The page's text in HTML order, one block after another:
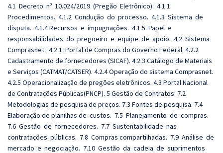
4.1 Decreto nº 10.024/2019 (Pregão Eletrônico): 4.1.1
Procedimentos. 4.1.2 Condução do processo. 4.1.3 Sistema de
disputa. 4.1.4 Recursos e impugnações. 4.1.5 Papel e
responsabilidades do pregoeiro e equipe de apoio. 4.2 Sistema
Comprasnet: 4.2.1 Portal de Compras do Governo Federal. 4.2.2
Cadastramento de fornecedores (SICAF). 4.2.3 Catálogo de Materiais
e Serviços (CATMAT/CATSER). 4.2.4 Operação do sistema Comprasnet.
4.2.5 Operacionalização de pregões eletrônicos. 4.3 Portal Nacional
de Contratações Públicas(PNCP). 5 Gestão de Contratos: 7.2
Metodologias de pesquisa de preços. 7.3 Fontes de pesquisa. 7.4
Elaboração de planilhas de custos. 7.5 Planejamento de compras.
7.6 Gestão de fornecedores. 7.7 Sustentabilidade nas
contratações públicas. 7.8 Compras compartilhadas. 7.9 Análise de
mercado e negociação. 7.10 Gestão da cadeia de suprimentos